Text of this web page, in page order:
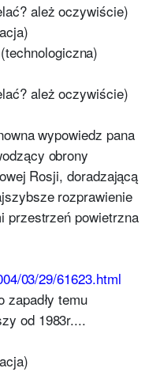
ależ oczywiście)
ależ oczywiście)
wypowiedz pana
obrony
Rosji, doradzającą
rozprawienie
przestrzeń powietrzna
03/29/61623.html
zapadły temu
od 1983r....